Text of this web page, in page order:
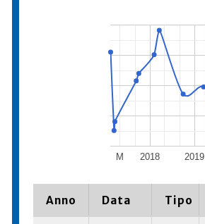
2018 2019
M
Anno Data Tipo